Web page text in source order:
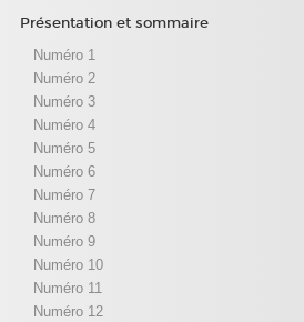
Présentation et sommaire
Numéro 1
Numéro 2
Numéro 3
Numéro 4
Numéro 5
Numéro 6
Numéro 7
Numéro 8
Numéro 9
Numéro 10
Numéro 11
Numéro 12